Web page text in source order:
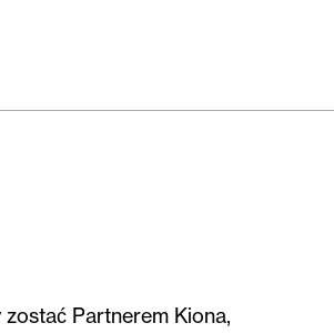
Partnerem Kiona,